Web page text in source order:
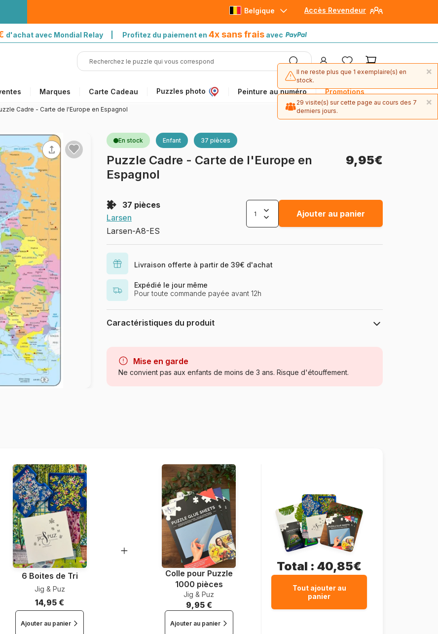
Accès Revendeur
Belgique
d'achat avec Mondial Relay | Profitez du paiement en 4x sans frais avec
Marques Carte Cadeau Puzzles photo Peinture au numéro Promotions
Cadre - Carte de l'Europe en Espagnol
En stock Enfant 37 pièces
Puzzle Cadre - Carte de l'Europe en
Espagnol
9,95€
37 pièces
Larsen
Larsen-A8-ES
Ajouter au panier
Livraison offerte à partir de 39€ d'achat
Expédié le jour même
Pour toute commande payée avant 12h
Caractéristiques du produit
Catégorie
Mappemonde
Mise en garde
Ne convient pas aux enfants de moins de 3 ans. Risque d'étouffement.
6 Boites de Tri
Jig & Puz
14,95 €
Ajouter au panier
Colle pour Puzzle
1000 pièces
Jig & Puz
9,95 €
Ajouter au panier
Total : 40,85€
Tout ajouter au
panier
×
Il ne reste plus que 1 exemplaire(s) en
stock.
×
29 visite(s) sur cette page au cours des 7
derniers jours.